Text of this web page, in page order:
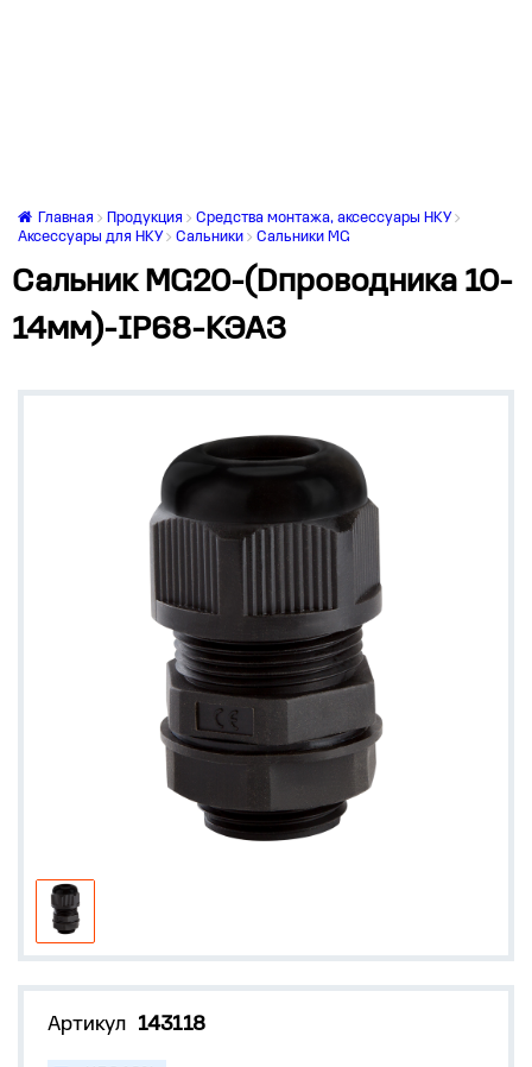
Главная Продукция
Средства монтажа, аксессуары НКУ
Аксессуары для НКУ
Сальники Сальники MG
Сальник MG20-(Dпроводника 10-
14мм)-IP68-КЭАЗ
Артикул 143118